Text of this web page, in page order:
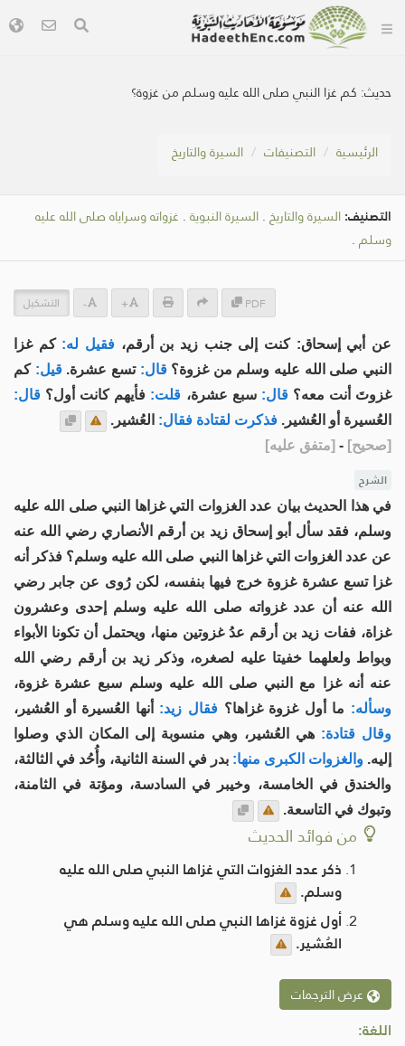
حديث: كم غزا النبي صلى الله عليه وسلم من غزوة؟
الرئيسية التصنيفات السيرة والتاريخ
التصنيف: السيرة والتاريخ . السيرة النبوية . غزواته وسراياه صلى الله عليه
وسلم .
PDF
+
- التشكيل
عن أبي إسحاق: كنت إلى جنب زيد بن أرقم، فقيل له: كم غزا
النبي صلى الله عليه وسلم من غزوة؟ قال: تسع عشرة. قيل: كم
غزوتَ أنت معه؟ قال: سبع عشرة، قلت: فأيهم كانت أول؟ قال:
العُسيرة أو العُشير. فذكرت لقتادة فقال: العُشير.
[صحيح]
-
[متفق عليه]
الشرح
في هذا الحديث بيان عدد الغزوات التي غزاها النبي صلى الله عليه
وسلم، فقد سأل أبو إسحاق زيد بن أرقم الأنصاري رضي الله عنه
عن عدد الغزوات التي غزاها النبي صلى الله عليه وسلم؟ فذكر أنه
غزا تسع عشرة غزوة خرج فيها بنفسه، لكن رُوى عن جابر رضي
الله عنه أن عدد غزواته صلى الله عليه وسلم إحدى وعشرون
غزاة، ففات زيد بن أرقم عدُ غزوتين منها، ويحتمل أن تكونا الأبواء
وبواط ولعلهما خفيتا عليه لصغره، وذكر زيد بن أرقم رضي الله
عنه أنه غزا مع النبي صلى الله عليه وسلم سبع عشرة غزوة،
وسأله: ما أول غزوة غزاها؟ فقال زيد: أنها العُسيرة أو العُشير،
وقال قتادة: هي العُشير، وهي منسوبة إلى المكان الذي وصلوا
إليه. والغزوات الكبرى منها: بدر في السنة الثانية، وأُحُد في الثالثة،
والخندق في الخامسة، وخيبر في السادسة، ومؤتة في الثامنة،
وتبوك في التاسعة.
من فوائد الحديث
ذكر عدد الغزوات التي غزاها النبي صلى الله عليه
وسلم.
أول غزوة غزاها النبي صلى الله عليه وسلم هي
العُشير.
عرض الترجمات
اللغة: